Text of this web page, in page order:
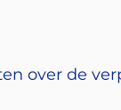
over de